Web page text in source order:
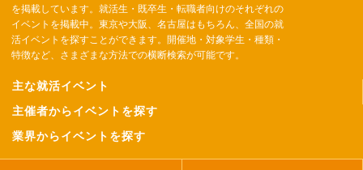
を掲載しています。就活生・既卒生・転職者向けのそれぞれの
イベントを掲載中。東京や大阪、名古屋はもちろん、全国の就
活イベントを探すことができます。開催地・対象学生・種類・
特徴など、さまざまな方法での横断検索が可能です。
主な就活イベント
主催者からイベントを探す
業界からイベントを探す